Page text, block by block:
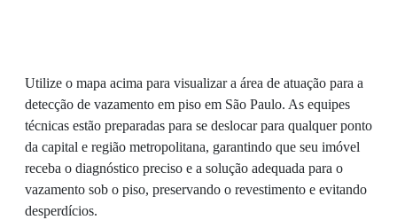
Utilize o mapa acima para visualizar a área de atuação para a
detecção de vazamento em piso em São Paulo. As equipes
técnicas estão preparadas para se deslocar para qualquer ponto
da capital e região metropolitana, garantindo que seu imóvel
receba o diagnóstico preciso e a solução adequada para o
vazamento sob o piso, preservando o revestimento e evitando
desperdícios.